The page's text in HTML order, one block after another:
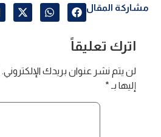
مشاركة المقال
اترك تعليقاً
لن يتم نشر عنوان بريدك الإلكتروني.
إليها بـ *